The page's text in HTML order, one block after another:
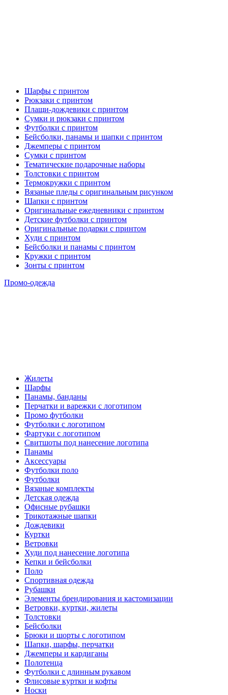
Шарфы с принтом
Рюкзаки с принтом
Плащи-дождевики с принтом
Сумки и рюкзаки с принтом
Футболки с принтом
Бейсболки, панамы и шапки с принтом
Джемперы с принтом
Сумки с принтом
Тематические подарочные наборы
Толстовки с принтом
Термокружки с принтом
Вязаные пледы с оригинальным рисунком
Шапки с принтом
Оригинальные ежедневники с принтом
Детские футболки с принтом
Оригинальные подарки с принтом
Худи с принтом
Бейсболки и панамы с принтом
Кружки с принтом
Зонты с принтом
Промо-одежда
Жилеты
Шарфы
Панамы, банданы
Перчатки и варежки с логотипом
Промо футболки
Футболки с логотипом
Фартуки с логотипом
Свитшоты под нанесение логотипа
Панамы
Аксессуары
Футболки поло
Футболки
Вязаные комплекты
Детская одежда
Офисные рубашки
Трикотажные шапки
Дождевики
Куртки
Ветровки
Худи под нанесение логотипа
Кепки и бейсболки
Поло
Спортивная одежда
Рубашки
Элементы брендирования и кастомизации
Ветровки, куртки, жилеты
Толстовки
Бейсболки
Брюки и шорты с логотипом
Шапки, шарфы, перчатки
Джемперы и кардиганы
Полотенца
Футболки с длинным рукавом
Флисовые куртки и кофты
Носки